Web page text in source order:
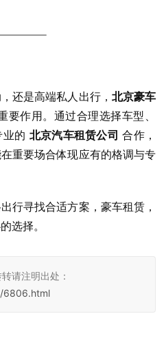
还是高端私人出行， 北京豪车
要作用。通过合理选择车型、
的 北京汽车租赁公司 合作，
重要场合体现应有的格调与专
行寻找合适方案，豪车租赁，
选择。
请注明出处：
6806.html